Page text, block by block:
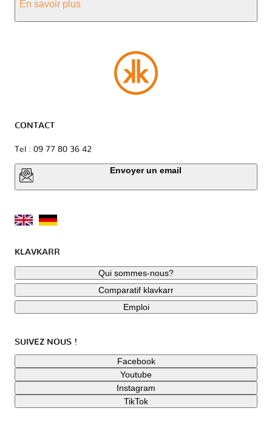
En savoir plus
CONTACT
Tel : 09 77 80 36 42
Envoyer un email
KLAVKARR
Qui sommes-nous?
Comparatif klavkarr
Emploi
SUIVEZ NOUS !
Facebook
Youtube
Instagram
TikTok